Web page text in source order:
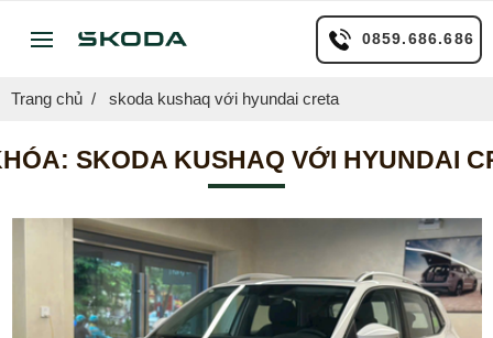
0859.686.686
Trang chủ skoda kushaq với hyundai creta
SKODA KUSHAQ VỚI HYUNDAI